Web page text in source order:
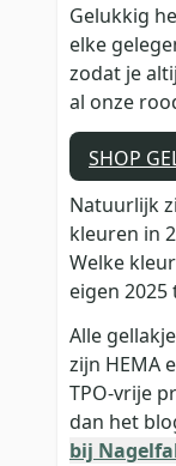
Gelukkig
elke
zodat je
al onze
SHOP
Natuurlijk
kleuren in
Welke
eigen
Alle
zijn HEMA
TPO-vrije
dan het
bij